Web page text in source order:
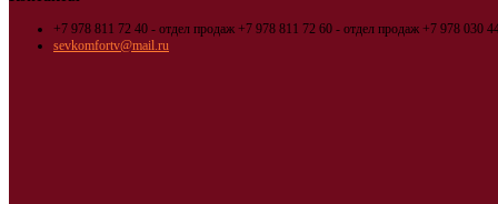
+7 978 811 72 40 - отдел продаж +7 978 811 72 60 - отдел продаж +7 978 030
sevkomfortv@mail.ru